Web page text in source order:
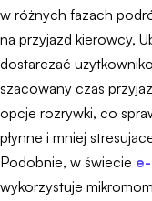
w różnych fazach
na przyjazd kierowcy,
dostarczać
szacowany czas
opcje rozrywki, co
płynne i mniej
Podobnie, w świecie
wykorzystuje